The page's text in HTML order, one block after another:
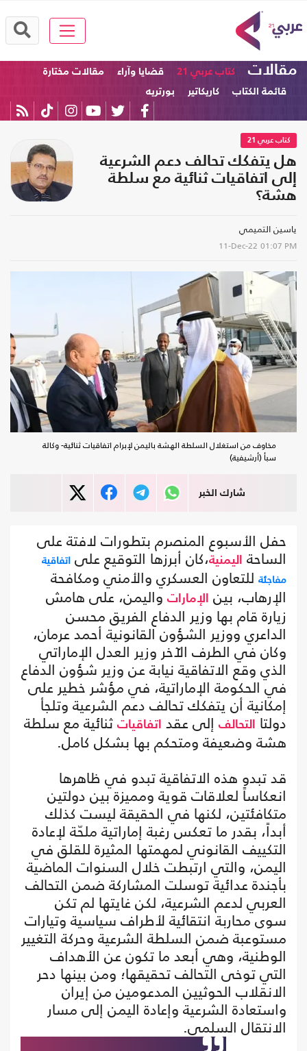
مقالات كتاب عربي 21 قضايا وآراء
مقالات مختارة
قائمة الكتاب
كاريكاتير بورتريه
كتاب عربي 21
هل يتفكك تحالف دعم الشرعية
إلى اتفاقيات ثنائية مع سلطة
هشة؟
ياسين التميمي
11-Dec-22 01:07 PM
مخاوف من استغلال السلطة الهشة باليمن لإبرام اتفاقيات ثنائية- وكالة
سبأ (أرشيفية)
شارك الخبر
حفل الأسبوع المنصرم بتطورات لافتة على
الساحة اليمنية،كان أبرزها التوقيع على اتفاقية
مفاجئة للتعاون العسكري والأمني ومكافحة
الإرهاب، بين
الإمارات واليمن، على هامش
زيارة قام بها وزير الدفاع الفريق محسن
الداعري ووزير الشؤون القانونية أحمد عرمان،
وكان في الطرف الآخر وزير العدل الإماراتي
الذي وقع الاتفاقية نيابة عن وزير شؤون الدفاع
في الحكومة الإماراتية، في مؤشر خطير على
إمكانية أن يتفكك تحالف دعم الشرعية وتلجأ
دولتا التحالف إلى عقد اتفاقيات ثنائية مع سلطة
هشة وضعيفة ومتحكم بها بشكل كامل.
قد تبدو هذه الاتفاقية تبدو في ظاهرها
انعكاساً لعلاقات قوية ومميزة بين دولتين
متكافئتين، لكنها في الحقيقة ليست كذلك
أبداً، بقدر ما تعكس رغبة إماراتية ملحّة لإعادة
التكييف القانوني لمهمتها المثيرة للقلق في
اليمن، والتي ارتبطت خلال السنوات الماضية
بأجندة عدائية توسلت المشاركة ضمن التحالف
العربي لدعم الشرعية، لكن غايتها لم تكن
سوى محاربة انتقائية لأطراف سياسية وتيارات
مستوعبة ضمن السلطة الشرعية وحركة التغيير
الوطنية، وهي أبعد ما تكون عن الأهداف
التي توخى التحالف تحقيقها؛ ومن بينها دحر
الانقلاب الحوثيين المدعومين من إيران
واستعادة الشرعية وإعادة اليمن إلى مسار
الانتقال السلمي.